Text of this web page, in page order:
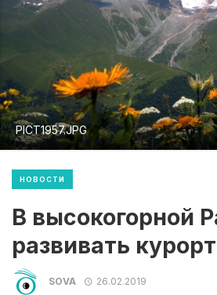
PICT1957.JPG
НОВОСТИ
В высокогорной
развивать
SOVA 26.02.2019